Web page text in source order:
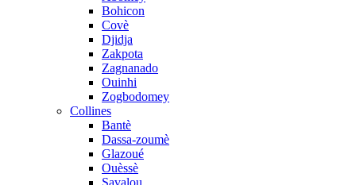
Bohicon
Covè
Djidja
Zakpota
Zagnanado
Ouinhi
Zogbodomey
Collines
Bantè
Dassa-zoumè
Glazoué
Ouèssè
Savalou